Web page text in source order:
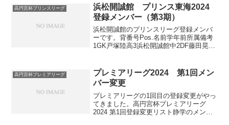
を取れたこと自体は喜ばしいことです
が、実際問題スタジア...
高円宮杯プリンスリーグ
浜松開誠館 プリンス東海2024
登録メンバー（第3期）
浜松開誠館のプリンスリーグ登録メンバ
ーです。背番号Pos.名前学年前所属備考
1GK戸塚陸高3浜松開誠館中2DF藤田晃成
SC5DF水谷健斗高2ヴィアティン三重U-
1...
高円宮杯プレミアリーグ
プレミアリーグ2024 第1回メン
バー変更
プレミアリーグの1回目の登録変更がやっ
てきました。高円宮杯プレミアリーグ
2024 第1回登録変更リスト静学のメンバ